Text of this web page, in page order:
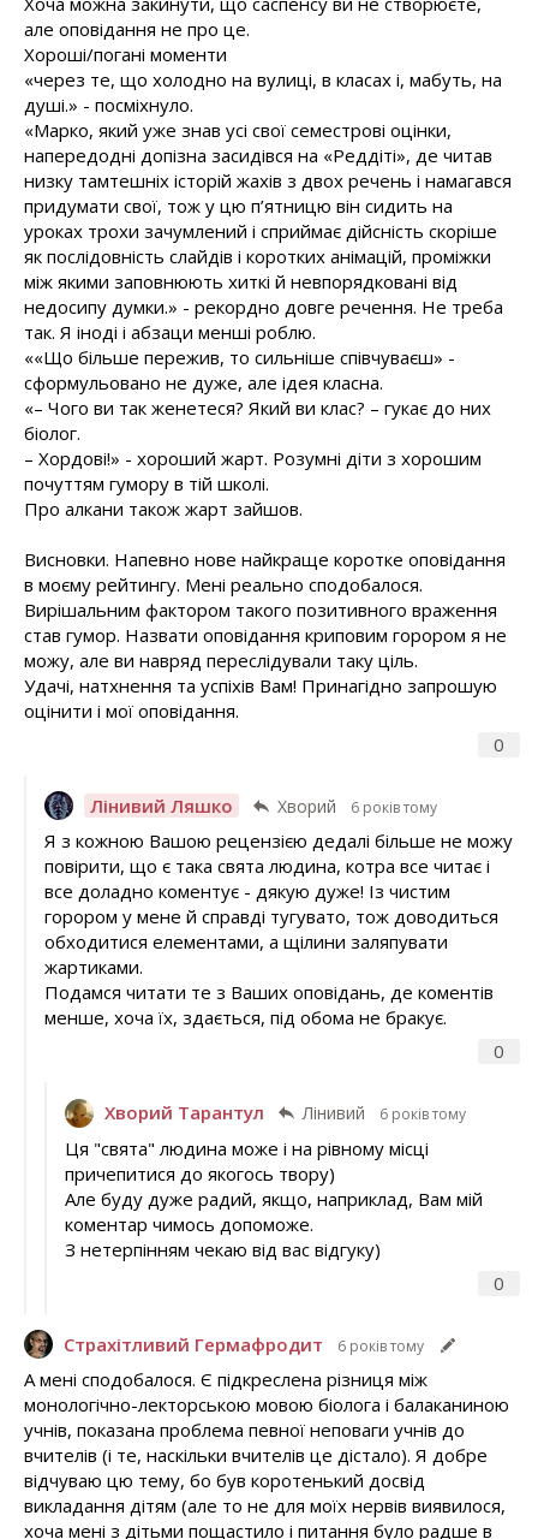
0
але оповідання не про це.
Хороші/погані моменти
«через те, що холодно на вулиці, в класах і, мабуть, на
душі.» - посміхнуло.
«Марко, який уже знав усі свої семестрові оцінки,
напередодні допізна засидівся на «Реддіті», де читав
низку тамтешніх історій жахів з двох речень і намагався
придумати свої, тож у цю п’ятницю він сидить на
уроках трохи зачумлений і сприймає дійсність скоріше
як послідовність слайдів і коротких анімацій, проміжки
між якими заповнюють хиткі й невпорядковані від
недосипу думки.» - рекордно довге речення. Не треба
так. Я іноді і абзаци менші роблю.
««Що більше пережив, то сильніше співчуваєш» -
сформульовано не дуже, але ідея класна.
«– Чого ви так женетеся? Який ви клас? – гукає до них
біолог.
– Хордові!» - хороший жарт. Розумні діти з хорошим
почуттям гумору в тій школі.
Про алкани також жарт зайшов.
Висновки. Напевно нове найкраще коротке оповідання
в моєму рейтингу. Мені реально сподобалося.
Вирішальним фактором такого позитивного враження
став гумор. Назвати оповідання криповим горором я не
можу, але ви навряд переслідували таку ціль.
Удачі, натхнення та успіхів Вам! Принагідно запрошую
оцінити і мої оповідання.
Лінивий Ляшко Хворий 6 років тому
0
Я з кожною Вашою рецензією дедалі більше не можу
повірити, що є така свята людина, котра все читає і
все доладно коментує - дякую дуже! Із чистим
горором у мене й справді тугувато, тож доводиться
обходитися елементами, а щілини заляпувати
жартиками.
Подамся читати те з Ваших оповідань, де коментів
менше, хоча їх, здається, під обома не бракує.
Хворий Тарантул Лінивий 6 років тому
0
Ця "свята" людина може і на рівному місці
причепитися до якогось твору)
Але буду дуже радий, якщо, наприклад, Вам мій
коментар чимось допоможе.
З нетерпінням чекаю від вас відгуку)
Страхітливий Гермафродит 6 років тому
А мені сподобалося. Є підкреслена різниця між
монологічно-лекторською мовою біолога і балаканиною
учнів, показана проблема певної неповаги учнів до
вчителів (і те, наскільки вчителів це дістало). Я добре
відчуваю цю тему, бо був коротенький досвід
викладання дітям (але то не для моїх нервів виявилося,
хоча мені з дітьми пощастило і питання було радше в